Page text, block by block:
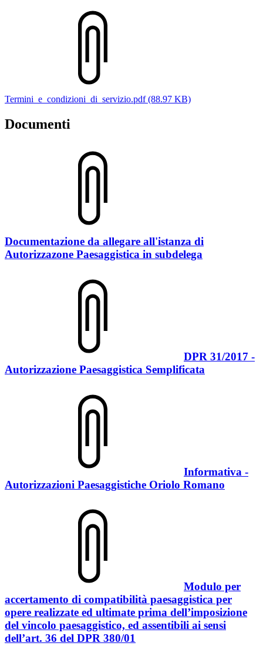
Termini_e_condizioni_di_servizio.pdf (88.97 KB)
Documenti
Documentazione da allegare all'istanza di
Autorizzazone Paesaggistica in subdelega
DPR 31/2017 -
Autorizzazione Paesaggistica Semplificata
Informativa -
Autorizzazioni Paesaggistiche Oriolo Romano
Modulo per
accertamento di compatibilità paesaggistica per
opere realizzate ed ultimate prima dell’imposizione
del vincolo paesaggistico, ed assentibili ai sensi
dell’art. 36 del DPR 380/01